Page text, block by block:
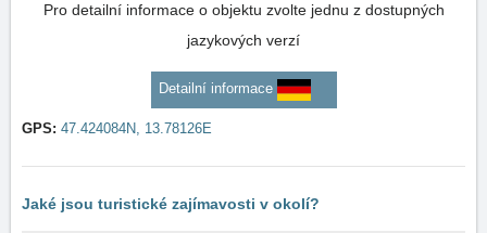
Pro detailní informace o objektu zvolte jednu z dostupných
jazykových verzí
Detailní informace
GPS: 47.424084N, 13.78126E
Jaké jsou turistické zajímavosti v okolí?